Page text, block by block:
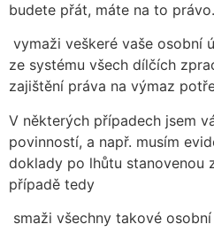
budete přát, máte na to
vymaži veškeré vaše osobní
ze systému všech dílčích
zajištění práva na výmaz
V některých případech jsem
povinností, a např. musím
doklady po lhůtu stanovenou
případě tedy
smaži všechny takové